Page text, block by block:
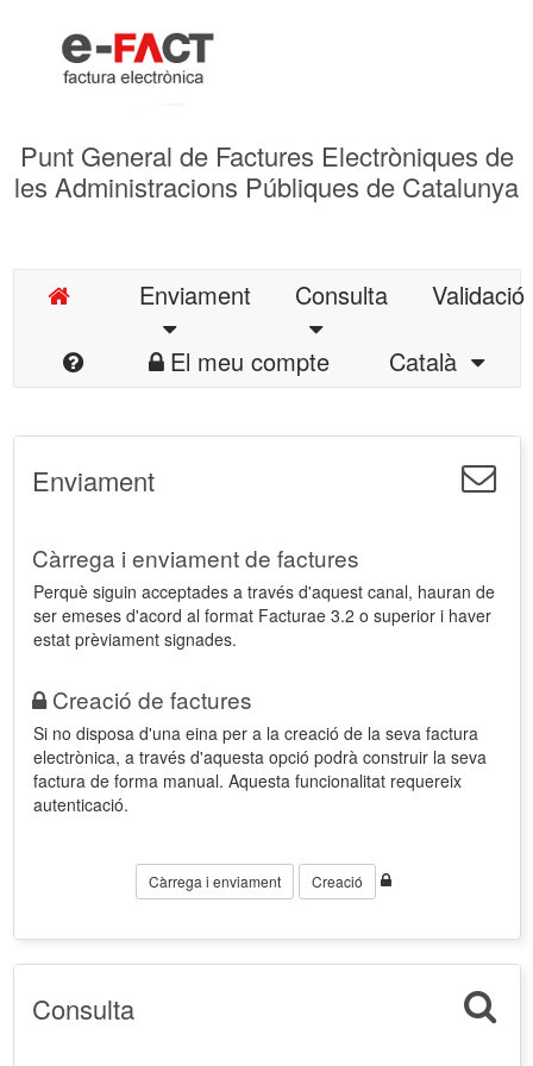
Punt General de Factures Electròniques de
les Administracions Públiques de Catalunya
Enviament Consulta
Validació
El meu compte
Català
Enviament
Càrrega i enviament de factures
Perquè siguin acceptades a través d'aquest canal, hauran de
ser emeses d'acord al format Facturae 3.2 o superior i haver
estat prèviament signades.
Creació de factures
Si no disposa d'una eina per a la creació de la seva factura
electrònica, a través d'aquesta opció podrà construir la seva
factura de forma manual. Aquesta funcionalitat requereix
autenticació.
Càrrega i enviament Creació
Consulta